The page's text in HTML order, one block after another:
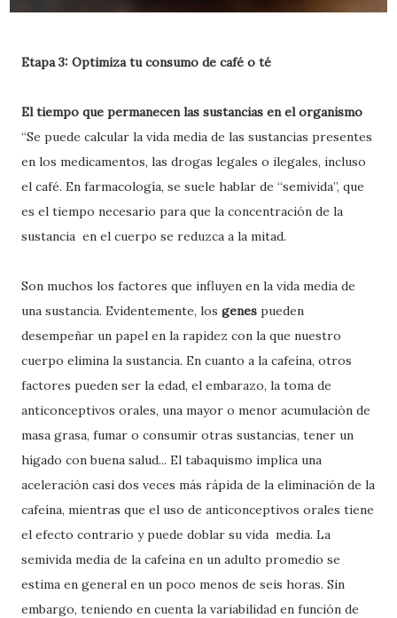
Etapa 3: Optimiza tu consumo de café o té
El tiempo que permanecen las sustancias en el organismo
“Se puede calcular la vida media de las sustancias presentes
en los medicamentos, las drogas legales o ilegales, incluso
el café. En farmacología, se suele hablar de “semivida”, que
es el tiempo necesario para que la concentración de la
sustancia en el cuerpo se reduzca a la mitad.
Son muchos los factores que influyen en la vida media de
una sustancia. Evidentemente, los genes pueden
desempeñar un papel en la rapidez con la que nuestro
cuerpo elimina la sustancia. En cuanto a la cafeína, otros
factores pueden ser la edad, el embarazo, la toma de
anticonceptivos orales, una mayor o menor acumulación de
masa grasa, fumar o consumir otras sustancias, tener un
hígado con buena salud... El tabaquismo implica una
aceleración casi dos veces más rápida de la eliminación de la
cafeína, mientras que el uso de anticonceptivos orales tiene
el efecto contrario y puede doblar su vida media. La
semivida media de la cafeína en un adulto promedio se
estima en general en un poco menos de seis horas. Sin
embargo, teniendo en cuenta la variabilidad en función de